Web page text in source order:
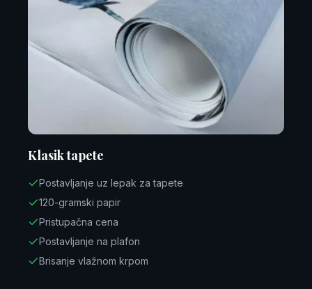
Klasik tapete
Postavljanje uz lepak za tapete
120-gramski papir
Pristupačna cena
Postavljanje na plafon
Brisanje vlažnom krpom